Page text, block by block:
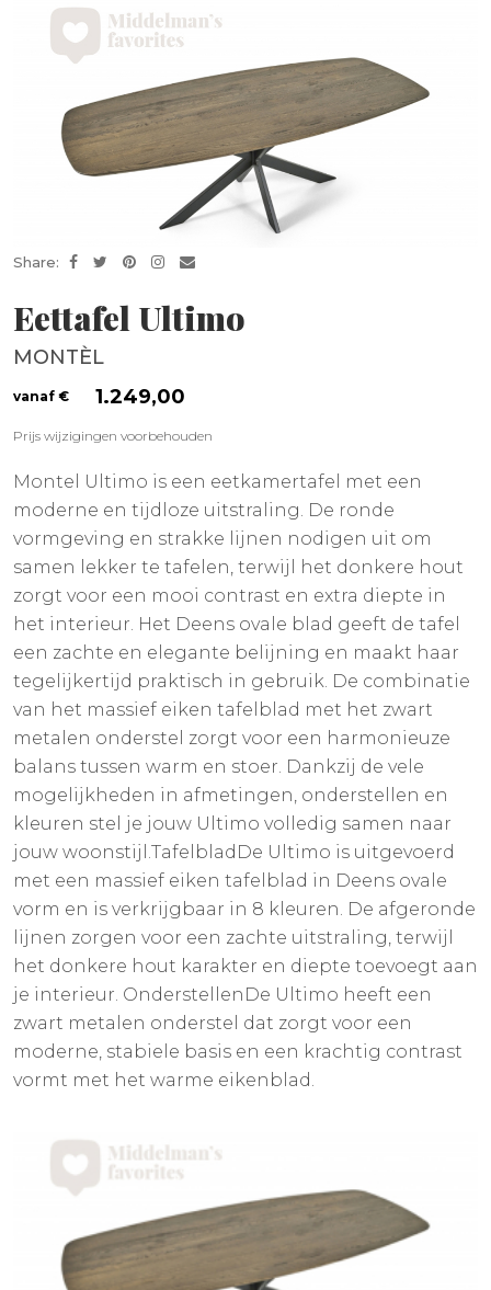
Share:
Eettafel Ultimo
MONTÈL
1.249,00
Prijs wijzigingen voorbehouden
Montel Ultimo is een eetkamertafel met een
moderne en tijdloze uitstraling. De ronde
vormgeving en strakke lijnen nodigen uit om
samen lekker te tafelen, terwijl het donkere hout
zorgt voor een mooi contrast en extra diepte in
het interieur. Het Deens ovale blad geeft de tafel
een zachte en elegante belijning en maakt haar
tegelijkertijd praktisch in gebruik. De combinatie
van het massief eiken tafelblad met het zwart
metalen onderstel zorgt voor een harmonieuze
balans tussen warm en stoer. Dankzij de vele
mogelijkheden in afmetingen, onderstellen en
kleuren stel je jouw Ultimo volledig samen naar
jouw woonstijl.TafelbladDe Ultimo is uitgevoerd
met een massief eiken tafelblad in Deens ovale
vorm en is verkrijgbaar in 8 kleuren. De afgeronde
lijnen zorgen voor een zachte uitstraling, terwijl
het donkere hout karakter en diepte toevoegt aan
je interieur. OnderstellenDe Ultimo heeft een
zwart metalen onderstel dat zorgt voor een
moderne, stabiele basis en een krachtig contrast
vormt met het warme eikenblad.